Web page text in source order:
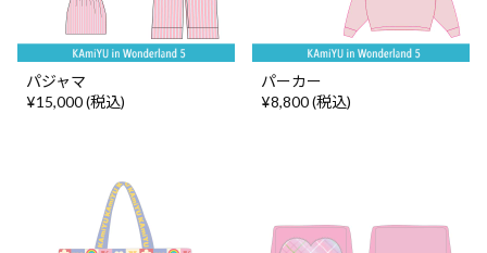
パジャマ
¥15,000 (税込)
パーカー
¥8,800 (税込)